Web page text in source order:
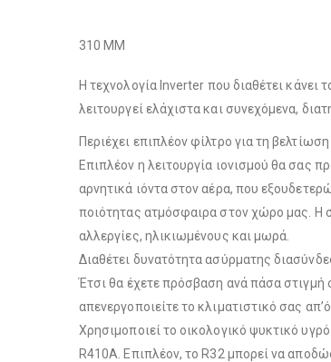
310 MM
Η τεχνολογία Inverter που διαθέτει κάνει
λειτουργεί ελάχιστα και συνεχόμενα,
Περιέχει επιπλέον φίλτρο για τη
Επιπλέον η λειτουργία ιονισμού θα σας
αρνητικά ιόντα στον αέρα, που
ποιότητας ατμόσφαιρα στον χώρο μας. Η
αλλεργίες, ηλικιωμένους και μωρά.
Διαθέτει δυνατότητα ασύρματης
Έτσι θα έχετε πρόσβαση ανά πάσα στιγμή
απενεργοποιείτε το κλιματιστικό σας
Χρησιμοποιεί το οικολογικό ψυκτικό
R410A. Επιπλέον, το R32 μπορεί να